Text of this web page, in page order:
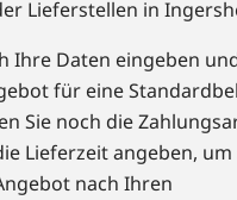
Lieferstellen in
Ihre Daten eingeben
für eine
Sie noch die
Lieferzeit angeben, um
nach Ihren